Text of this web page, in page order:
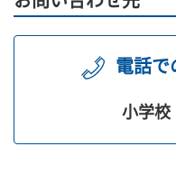
電話で
小学校